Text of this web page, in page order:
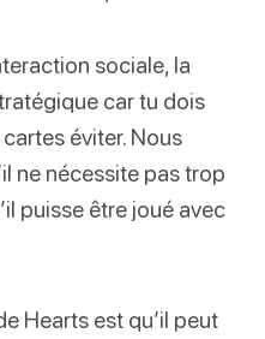
sociale, la
car tu dois
éviter. Nous
ne nécessite pas trop
puisse être joué avec
Hearts est qu’il peut